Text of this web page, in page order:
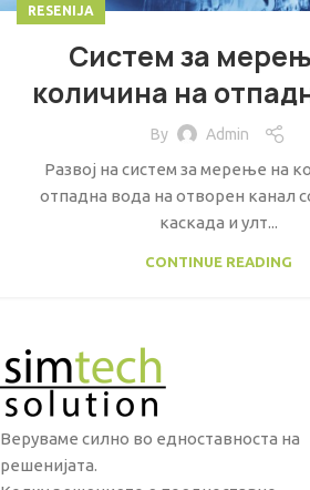
RESENIJA
Систем за
количина на
By Admin
Развој на систем за мерење на
отпадна вода на отворен канал
каскада и улт...
CONTINUE READING
Веруваме силно во едноставноста на
решенијата.